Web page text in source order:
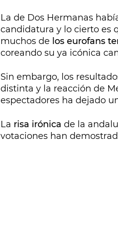
La de Dos Hermanas
candidatura y lo cierto es
muchos de los eurofans
coreando su ya icónica
Sin embargo, los
distinta y la reacción de
espectadores ha dejado
La risa irónica de la
votaciones han